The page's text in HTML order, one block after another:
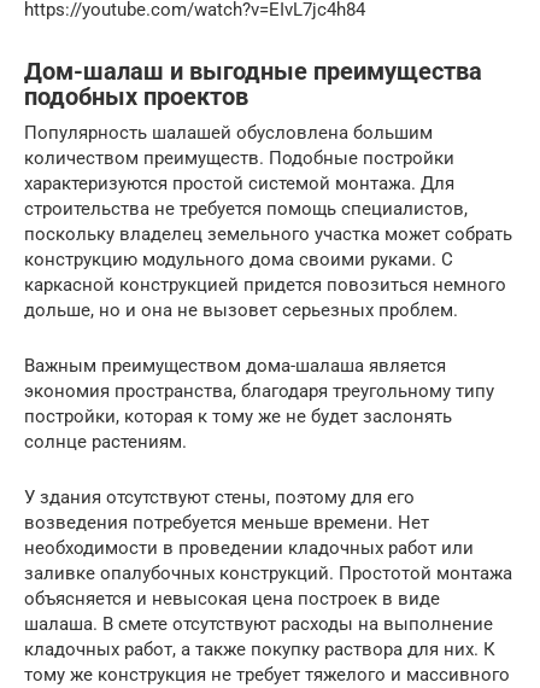
https://youtube.com/watch?v=EIvL7jc4h84
Дом-шалаш и выгодные преимущества
подобных проектов
Популярность шалашей обусловлена большим
количеством преимуществ. Подобные постройки
характеризуются простой системой монтажа. Для
строительства не требуется помощь специалистов,
поскольку владелец земельного участка может собрать
конструкцию модульного дома своими руками. С
каркасной конструкцией придется повозиться немного
дольше, но и она не вызовет серьезных проблем.
Важным преимуществом дома-шалаша является
экономия пространства, благодаря треугольному типу
постройки, которая к тому же не будет заслонять
солнце растениям.
У здания отсутствуют стены, поэтому для его
возведения потребуется меньше времени. Нет
необходимости в проведении кладочных работ или
заливке опалубочных конструкций. Простотой монтажа
объясняется и невысокая цена построек в виде
шалаша. В смете отсутствуют расходы на выполнение
кладочных работ, а также покупку раствора для них. К
тому же конструкция не требует тяжелого и массивного